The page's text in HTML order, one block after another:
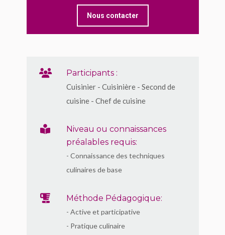
Nous contacter
Participants :
Cuisinier - Cuisinière - Second de
cuisine - Chef de cuisine
Niveau ou connaissances
préalables requis:
- Connaissance des techniques
culinaires de base
Méthode Pédagogique:
- Active et participative
- Pratique culinaire